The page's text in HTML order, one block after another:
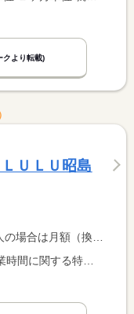
クより転載)
ＵＬＵ昭島
の場合は時間額を表示しています。